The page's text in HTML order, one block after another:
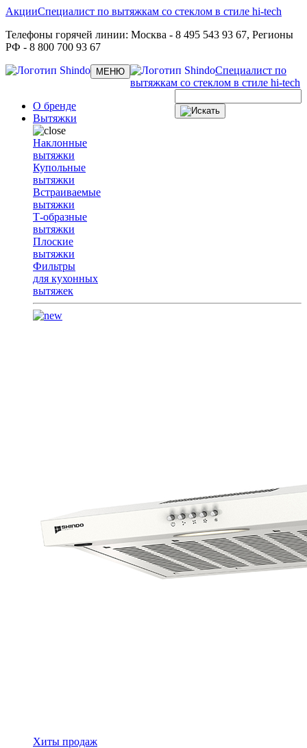
Акции
Телефоны горячей линии: Москва - 8 495 543 93 67, Регионы
РФ - 8 800 700 93 67
Специалист по вытяжкам со стеклом в стиле hi-tech
Toggle
navigation
МЕНЮ
Специалист по
вытяжкам со стеклом в стиле hi-tech
О бренде
Вытяжки
Наклонные
вытяжки
Купольные
вытяжки
Встраиваемые
вытяжки
Т-образные
вытяжки
Плоские
вытяжки
Фильтры
для кухонных
вытяжек
Хиты продаж